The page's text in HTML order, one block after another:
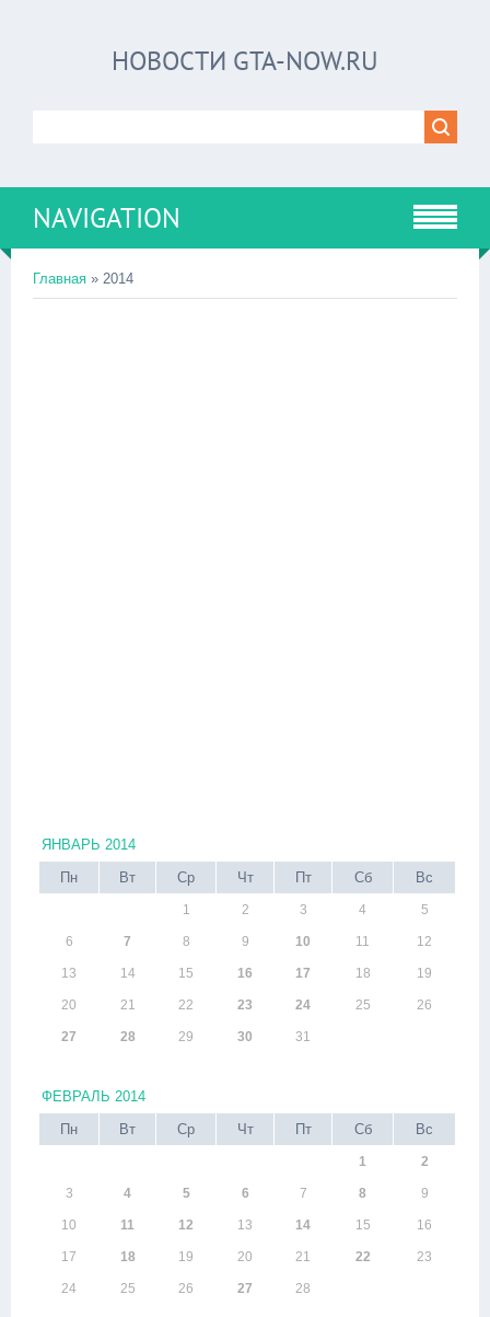
НОВОСТИ GTA-NOW.RU
NAVIGATION
Главная » 2014
ЯНВАРЬ 2014
Пн
Вт Ср Чт Пт Сб Вс
1 2 3 4 5
6 7 8 9 10 11 12
13 14 15 16 17 18 19
20 21 22 23 24 25 26
27 28 29 30 31
ФЕВРАЛЬ 2014
Пн
Вт Ср Чт Пт Сб Вс
1 2
3 4 5 6 7 8 9
10 11 12 13 14 15 16
17 18 19 20 21 22 23
24 25 26 27 28